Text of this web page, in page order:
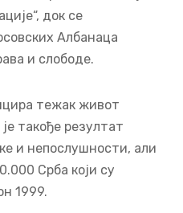
док се
Албанаца
и слободе.
тежак живот
такође резултат
и непослушности, али
Срба који су
1999.